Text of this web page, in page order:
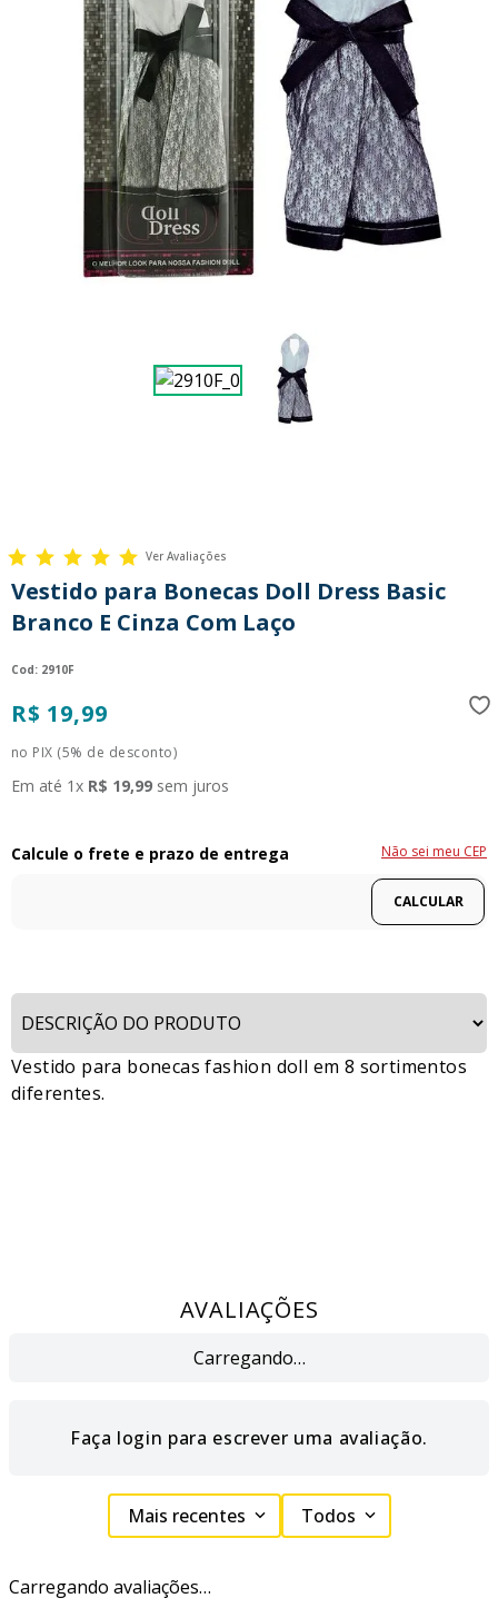
Ver Avaliações
Vestido para Bonecas Doll Dress Basic
Branco E Cinza Com Laço
: 2910F
R$ 19,99
no PIX (5% de desconto)
Em até 1x R$ 19,99 sem juros
Não sei meu CEP
Vestido para bonecas fashion doll em 8 sortimentos
diferentes.
AVALIAÇÕES
Carregando…
Faça login para escrever uma avaliação.
Mais recentes Todos
Carregando avaliações…
guerreiras kpop
10 º bluey